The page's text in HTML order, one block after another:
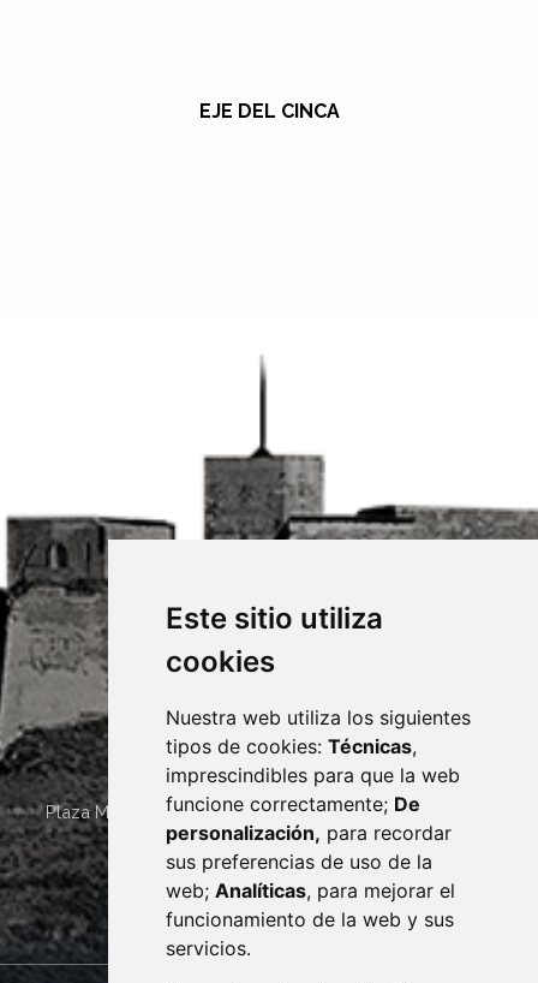
Este sitio utiliza
cookies
Nuestra web utiliza los siguientes
tipos de cookies: Técnicas,
imprescindibles para que la web
funcione correctamente; De
personalización, para recordar
sus preferencias de uso de la
web; Analíticas, para mejorar el
funcionamiento de la web y sus
servicios.
EJE DEL CINCA
Plaza Mayor 4 22400 MONZÓN - ARAGÓN (ESPAÑA)
· (34) 974 400 700 ·
sac@monzon.es
monzon.es